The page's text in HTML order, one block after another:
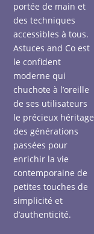
portée de main et
des techniques
accessibles à tous.
Astuces and Co est
le confident
moderne qui
chuchote à l’oreille
de ses utilisateurs
le précieux héritage
des générations
passées pour
enrichir la vie
contemporaine de
petites touches de
simplicité et
d’authenticité.